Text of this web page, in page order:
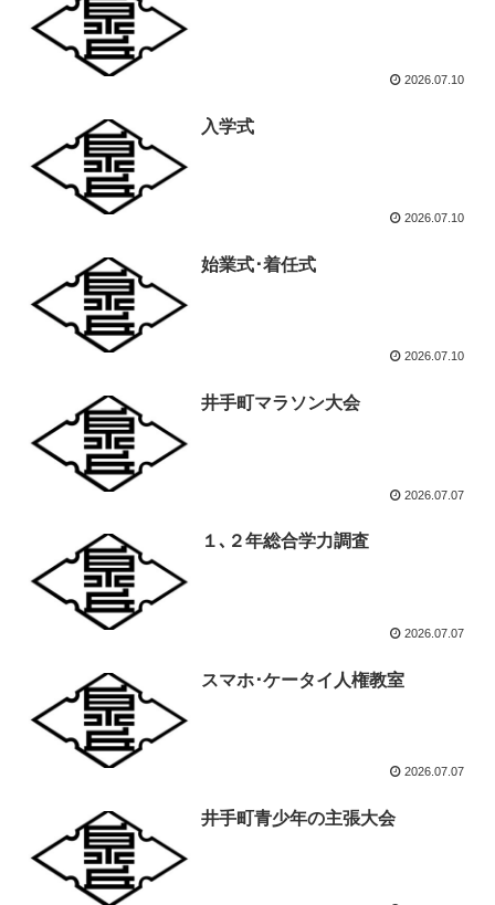
2026.07.10
入学式
2026.07.10
始業式･着任式
2026.07.10
井手町マラソン大会
2026.07.07
１､２年総合学力調査
2026.07.07
スマホ･ケータイ人権教室
2026.07.07
井手町青少年の主張大会